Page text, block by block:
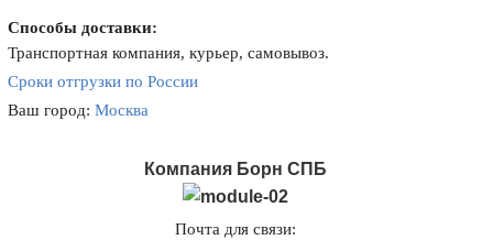
Способы доставки:
Транспортная компания, курьер, самовывоз.
Сроки отгрузки по России
Ваш город:Москва
Компания Борн СПБ
Почта для связи: